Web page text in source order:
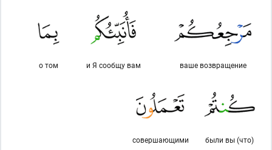
ваше возвращение
и Я сообщу вам
о том
были вы (что)
совершающими